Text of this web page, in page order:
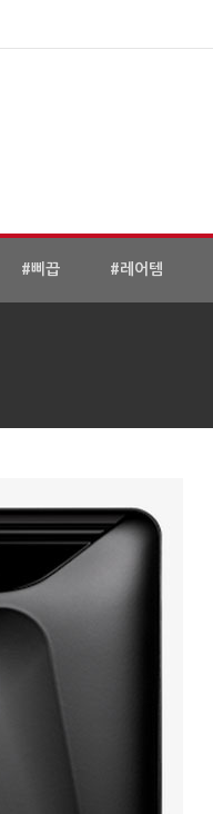
#삐끕 #레어템